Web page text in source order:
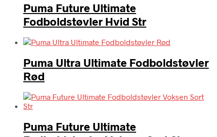
Puma Future Ultimate
Fodboldstøvler Hvid Str
Puma Ultra Ultimate Fodboldstøvler
Rød
Puma Future Ultimate